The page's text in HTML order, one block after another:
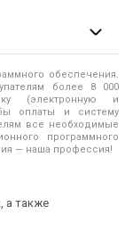
а также
обеспечения.
более 8 000
(электронную и
оплаты и систему
все необходимые
программного
— наша профессия!